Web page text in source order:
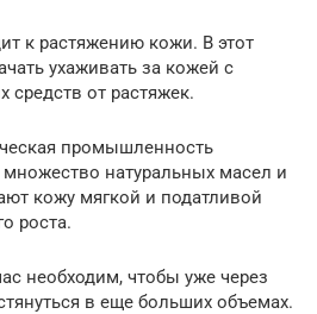
к растяжению кожи. В этот
ухаживать за кожей с
от растяжек.
промышленность
натуральных масел и
кожу мягкой и податливой
роста.
необходим, чтобы уже через
в еще больших объемах.